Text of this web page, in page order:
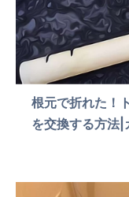
根元で折れた！
を交換する方法|